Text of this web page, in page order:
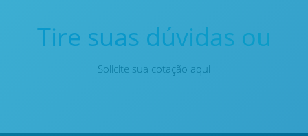
Tire suas dúvidas ou
Solicite sua cotação aqui